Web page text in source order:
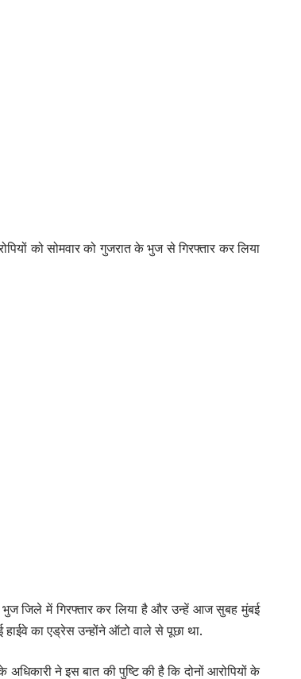
को सोमवार को गुजरात के भुज से गिरफ्तार कर लिया
भुज जिले में गिरफ्तार कर लिया है और उन्हें आज सुबह मुंबई
हाईवे का एड्रेस उन्होंने ऑटो वाले से पूछा था.
ने इस बात की पुष्टि की है कि दोनों आरोपियों के